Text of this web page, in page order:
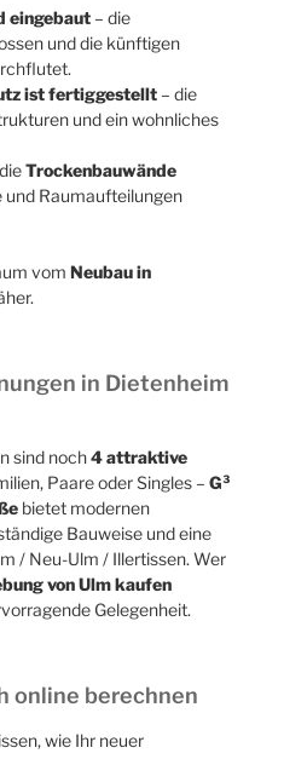
ist fertiggestellt
und ein wohnliches
Trockenbauwände
und Raumaufteilungen
vomNeubau in
in Dietenheim
sind noch4 attraktive
Bauweise und eine
/ Neu-Ulm / Illertissen. Wer
von Ulm kaufen
Gelegenheit.
online berechnen
steht Ihnen unserOnline-
Einschätzung: